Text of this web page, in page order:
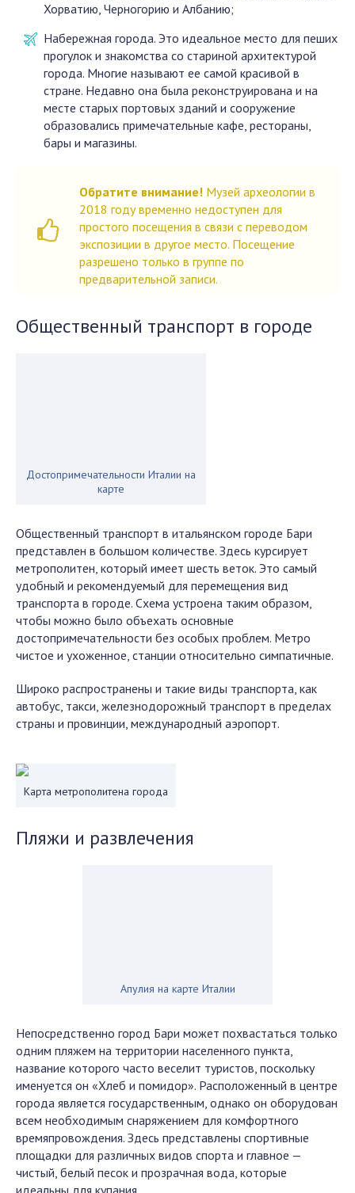
Хорватию, Черногорию и Албанию;
Набережная города. Это идеальное место для пеших
прогулок и знакомства со стариной архитектурой
города. Многие называют ее самой красивой в
стране. Недавно она была реконструирована и на
месте старых портовых зданий и сооружение
образовались примечательные кафе, рестораны,
бары и магазины.
Обратите внимание! Музей археологии в
2018 году временно недоступен для
простого посещения в связи с переводом
экспозиции в другое место. Посещение
разрешено только в группе по
предварительной записи.
Общественный транспорт в городе
Достопримечательности Италии на
карте
Общественный транспорт в итальянском городе Бари
представлен в большом количестве. Здесь курсирует
метрополитен, который имеет шесть веток. Это самый
удобный и рекомендуемый для перемещения вид
транспорта в городе. Схема устроена таким образом,
чтобы можно было объехать основные
достопримечательности без особых проблем. Метро
чистое и ухоженное, станции относительно симпатичные.
Широко распространены и такие виды транспорта, как
автобус, такси, железнодорожный транспорт в пределах
страны и провинции, международный аэропорт.
Карта метрополитена города
Пляжи и развлечения
Апулия на карте Италии
Непосредственно город Бари может похвастаться только
одним пляжем на территории населенного пункта,
название которого часто веселит туристов, поскольку
именуется он «Хлеб и помидор». Расположенный в центре
города является государственным, однако он оборудован
всем необходимым снаряжением для комфортного
времяпровождения. Здесь представлены спортивные
площадки для различных видов спорта и главное —
чистый, белый песок и прозрачная вода, которые
идеальны для купания.